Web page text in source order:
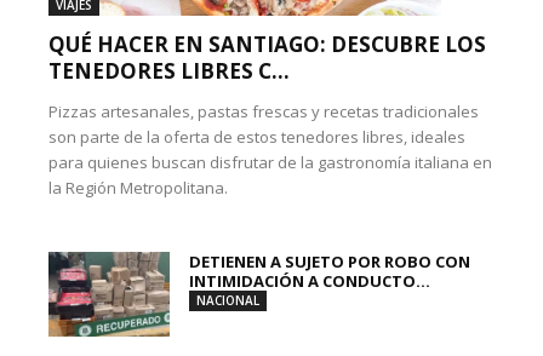
VIAJES
QUÉ HACER EN SANTIAGO: DESCUBRE LOS
TENEDORES LIBRES C...
Pizzas artesanales, pastas frescas y recetas tradicionales
son parte de la oferta de estos tenedores libres, ideales
para quienes buscan disfrutar de la gastronomía italiana en
la Región Metropolitana.
DETIENEN A SUJETO POR ROBO CON
INTIMIDACIÓN A CONDUCTO...
NACIONAL